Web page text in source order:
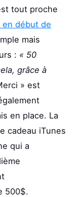
tout proche
en début de
mais
: « 50
grâce à
» est
en place. La
cadeau iTunes
qui a
500$.